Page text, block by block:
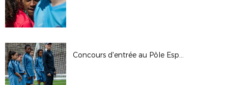
Concours d'entrée au Pôle Espoirs - 2026